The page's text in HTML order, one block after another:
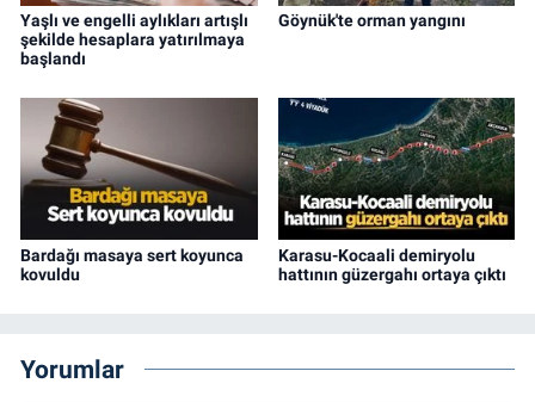
Yaşlı ve engelli aylıkları artışlı
şekilde hesaplara yatırılmaya
başlandı
Göynük'te orman yangını
Bardağı masaya sert koyunca
kovuldu
Karasu-Kocaali demiryolu
hattının güzergahı ortaya çıktı
Yorumlar